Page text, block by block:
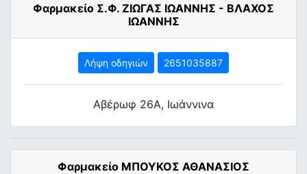
Φαρμακείο Σ.Φ. ΖΙΩΓΑΣ ΙΩΑΝΝΗΣ - ΒΛΑΧΟΣ
ΙΩΑΝΝΗΣ
Λήψη οδηγιών 2651035887
Αβέρωφ 26Α, Ιωάννινα
Φαρμακείο ΜΠΟΥΚΟΣ ΑΘΑΝΑΣΙΟΣ